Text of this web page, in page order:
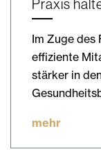
Praxis
Im Zuge des
effiziente
stärker in
mehr